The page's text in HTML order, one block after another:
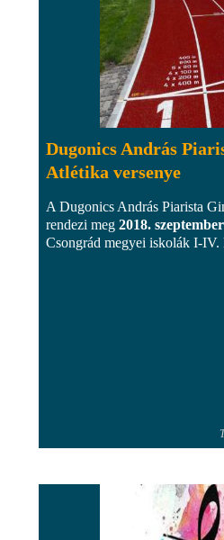
Dugonics András
Atlétika versenye
A Dugonics András Piarista
rendezi meg 2018.
Csongrád megyei iskolák I-IV.